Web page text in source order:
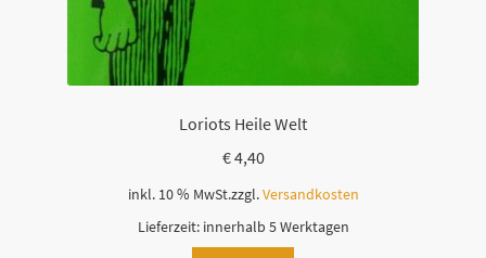
Loriots Heile Welt
€4,40
inkl. 10 % MwSt.zzgl.Versandkosten
Lieferzeit: innerhalb 5 Werktagen